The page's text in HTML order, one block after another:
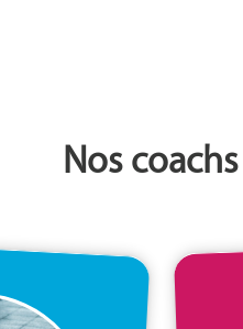
Nos